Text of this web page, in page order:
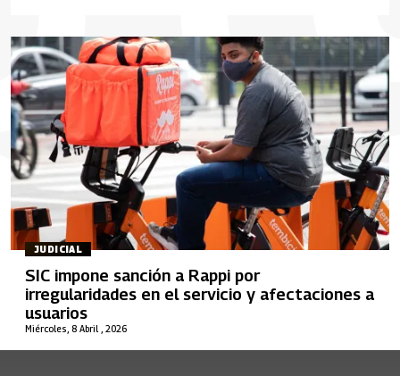
JUDICIAL
Miércoles, 8 Abril , 2026
SIC impone sanción a Rappi por
irregularidades en el servicio y afectaciones a
usuarios